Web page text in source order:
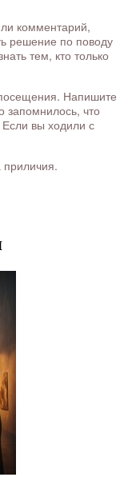
комментарий,
решение по поводу
тем, кто только
Напишите
запомнилось, что
вы ходили с
приличия.